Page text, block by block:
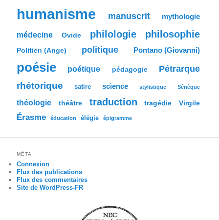
humanisme manuscrit mythologie
médecine Ovide philologie philosophie
Politien (Ange) politique Pontano (Giovanni)
poésie poétique pédagogie Pétrarque
rhétorique satire science stylistique Sénèque
théologie théâtre traduction tragédie Virgile
Érasme éducation élégie épigramme
MÉTA
Connexion
Flux des publications
Flux des commentaires
Site de WordPress-FR